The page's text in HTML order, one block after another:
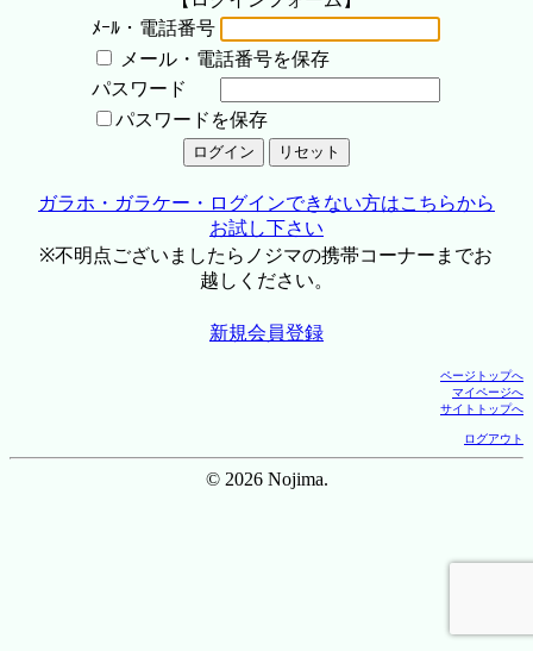
ﾒｰﾙ・電話番号
メール・電話番号を保存
パスワード
パスワードを保存
ガラホ・ガラケー・ログインできない方はこちらから
お試し下さい
※不明点ございましたらノジマの携帯コーナーまでお
越しください。
新規会員登録
ページトップへ
マイページへ
サイトトップへ
ログアウト
© 2026 Nojima.